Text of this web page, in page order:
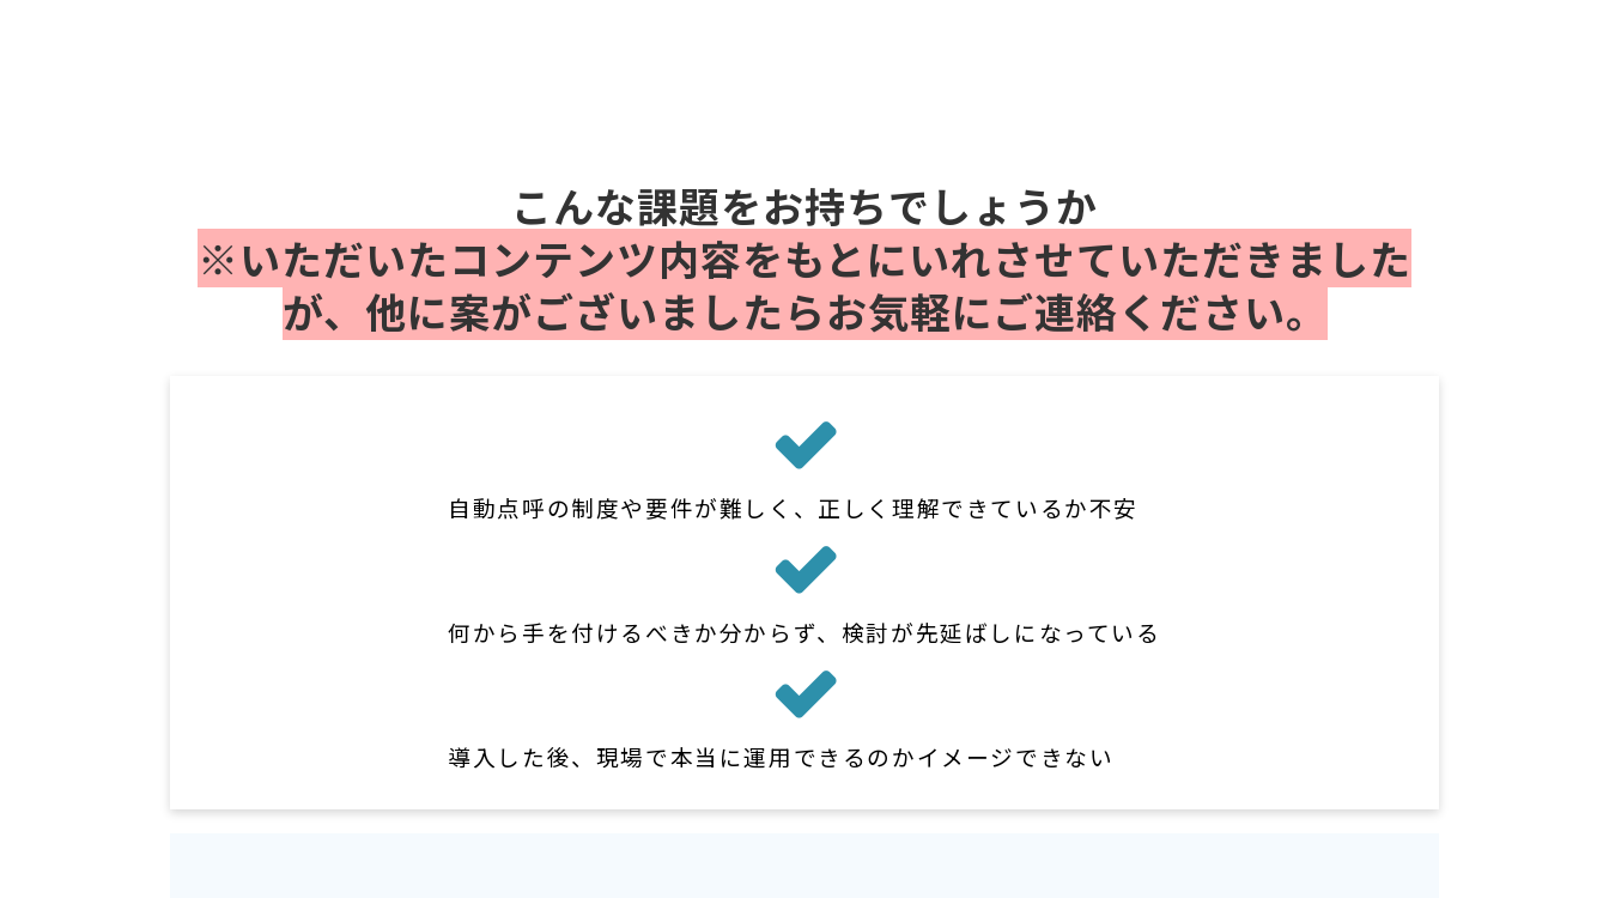
こんな課題をお持ちでしょうか
※いただいたコンテンツ内容をもとにいれさせていただきました
が、他に案がございましたらお気軽にご連絡ください。
自動点呼の制度や要件が難しく、正しく理解できているか不安
何から手を付けるべきか分からず、検討が先延ばしになっている
導入した後、現場で本当に運用できるのかイメージできない